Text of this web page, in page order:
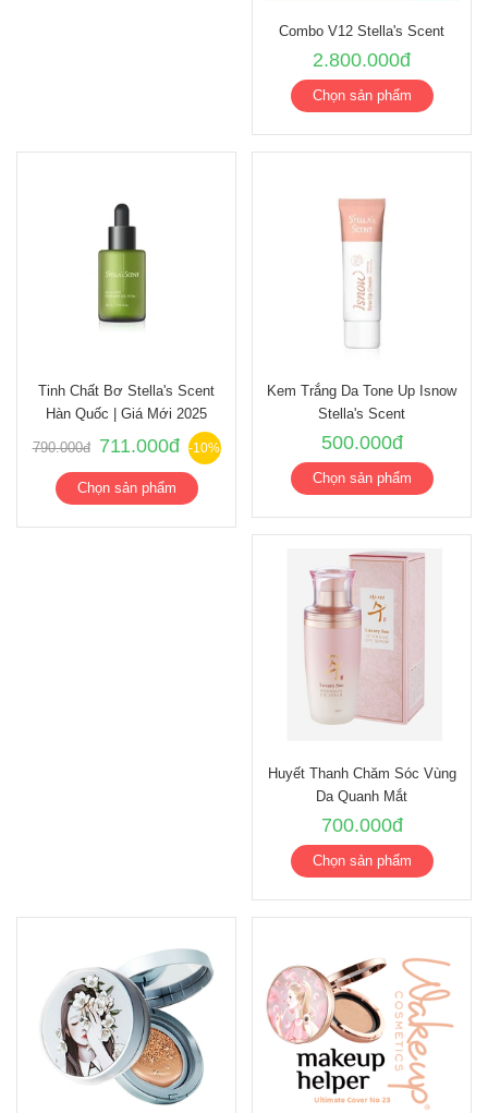
Combo V12 Stella's Scent
2.800.000đ
Chọn sản phẩm
Tinh Chất Bơ Stella's Scent
Hàn Quốc | Giá Mới 2025
790.000đ 711.000đ -10%
Chọn sản phẩm
Kem Trắng Da Tone Up Isnow
Stella's Scent
500.000đ
Chọn sản phẩm
Huyết Thanh Chăm Sóc Vùng
Da Quanh Mắt
700.000đ
Chọn sản phẩm